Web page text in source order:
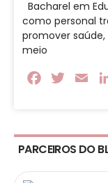
Bacharel em
como personal
promover
meio
FacebookTwitter
PARCEIROS DO